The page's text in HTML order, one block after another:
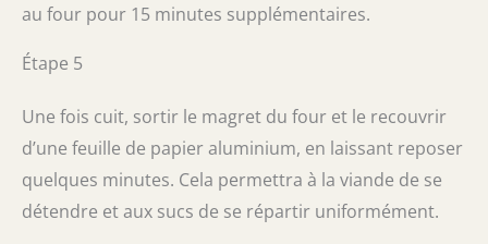
au four pour 15 minutes supplémentaires.
Étape 5
Une fois cuit, sortir le magret du four et le recouvrir
d’une feuille de papier aluminium, en laissant reposer
quelques minutes. Cela permettra à la viande de se
détendre et aux sucs de se répartir uniformément.